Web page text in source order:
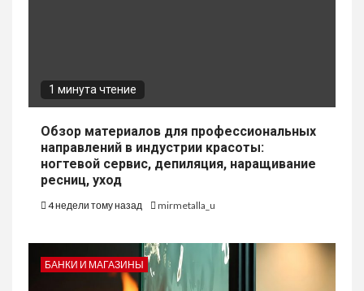
1 минута чтение
Обзор материалов для профессиональных
направлений в индустрии красоты:
ногтевой сервис, депиляция, наращивание
ресниц, уход
4 недели тому назад mirmetalla_u
БАНКИ И МАГАЗИНЫ